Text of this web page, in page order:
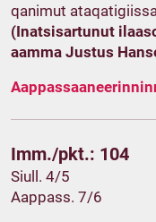
qanimut
(Inatsisartunut
aamma Justus
Imm./pkt.: 104
Siull. 4/5
Aappass. 7/6